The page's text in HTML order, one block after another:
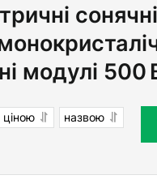
сонячні
модулі 500
ціною
назвою